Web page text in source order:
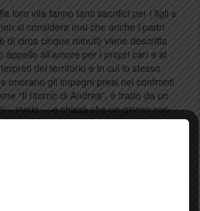
loro vita fanno tanti sacrifici per i figli e
si considera mai che anche i padri
di circa cinque minuti) viene descritta
all’amore per i propri cari e al
del territorio e in cui lo stesso
onorano gli impegni presi nei confronti
“Il ritorno di Andrea”, è tratto da un
– rivela –, e chissà che un giorno non
L’ingresso è libero e gratuito.